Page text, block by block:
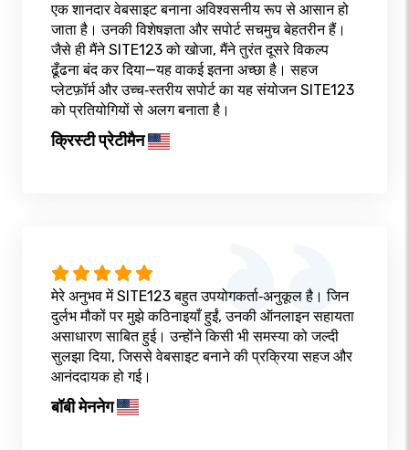
एक शानदार वेबसाइट बनाना अविश्वसनीय रूप से आसान हो
जाता है। उनकी विशेषज्ञता और सपोर्ट सचमुच बेहतरीन हैं।
जैसे ही मैंने SITE123 को खोजा, मैंने तुरंत दूसरे विकल्प
ढूँढना बंद कर दिया—यह वाकई इतना अच्छा है। सहज
प्लेटफ़ॉर्म और उच्च‑स्तरीय सपोर्ट का यह संयोजन SITE123
को प्रतियोगियों से अलग बनाता है।
क्रिस्टी प्रेटीमैन
मेरे अनुभव में SITE123 बहुत उपयोगकर्ता‑अनुकूल है। जिन
दुर्लभ मौकों पर मुझे कठिनाइयाँ हुईं, उनकी ऑनलाइन सहायता
असाधारण साबित हुई। उन्होंने किसी भी समस्या को जल्दी
सुलझा दिया, जिससे वेबसाइट बनाने की प्रक्रिया सहज और
आनंददायक हो गई।
बॉबी मेननेग